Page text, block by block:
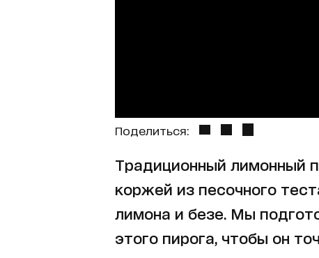
Поделиться:
Традиционный лимонный
коржей из песочного
лимона и безе. Мы
этого пирога, чтобы он